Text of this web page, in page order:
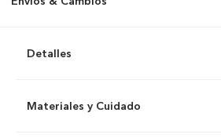
Detalles
Materiales y Cuidado